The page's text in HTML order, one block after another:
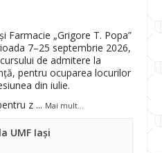
Farmacie „Grigore T. Popa”
7–25 septembrie 2026,
de admitere la
pentru ocuparea locurilor
din iulie.
z ... Mai mult...
UMF Iași